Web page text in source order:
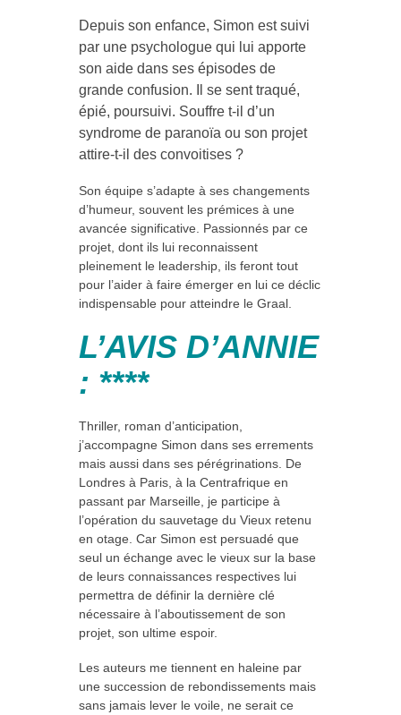
Depuis son enfance, Simon est suivi
par une psychologue qui lui apporte
son aide dans ses épisodes de
grande confusion. Il se sent traqué,
épié, poursuivi. Souffre t-il d’un
syndrome de paranoïa ou son projet
attire-t-il des convoitises ?
Son équipe s’adapte à ses changements
d’humeur, souvent les prémices à une
avancée significative. Passionnés par ce
projet, dont ils lui reconnaissent
pleinement le leadership, ils feront tout
pour l’aider à faire émerger en lui ce déclic
indispensable pour atteindre le Graal.
L’AVIS D’ANNIE
: ****
Thriller, roman d’anticipation,
j’accompagne Simon dans ses errements
mais aussi dans ses pérégrinations. De
Londres à Paris, à la Centrafrique en
passant par Marseille, je participe à
l’opération du sauvetage du Vieux retenu
en otage. Car Simon est persuadé que
seul un échange avec le vieux sur la base
de leurs connaissances respectives lui
permettra de définir la dernière clé
nécessaire à l’aboutissement de son
projet, son ultime espoir.
Les auteurs me tiennent en haleine par
une succession de rebondissements mais
sans jamais lever le voile, ne serait ce